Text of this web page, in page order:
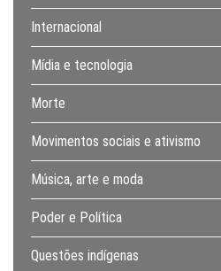
Internacional
Mídia e tecnologia
Morte
Movimentos sociais e ativismo
Música, arte e moda
Poder e Política
Questões indígenas